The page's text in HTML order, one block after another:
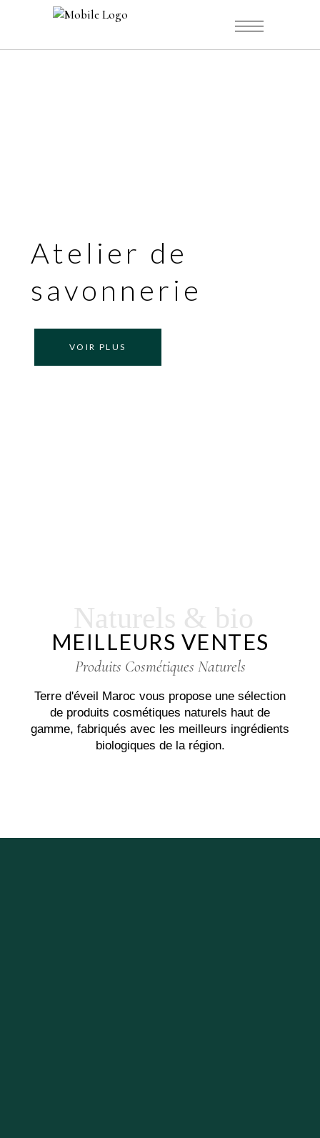
Atelier de
savonnerie
VOIR PLUS
Naturels & bio
MEILLEURS VENTES
Produits Cosmétiques Naturels
Terre d'éveil Maroc vous propose une sélection
de produits cosmétiques naturels haut de
gamme, fabriqués avec les meilleurs ingrédients
biologiques de la région.